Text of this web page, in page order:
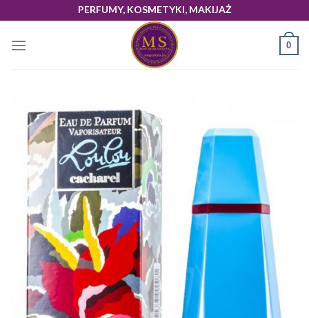
to
content
PERFUMY, KOSMETYKI, MAKIJAŻ
0